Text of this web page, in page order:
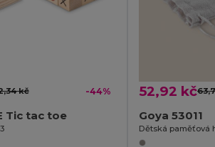
kč -44%
Tic tac toe
52,92 kč
Goya 53011